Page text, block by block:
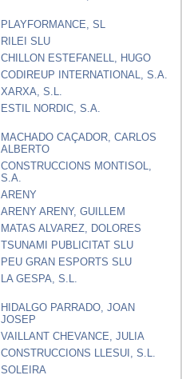
PLAYFORMANCE, SL
RILEI SLU
CHILLON ESTEFANELL, HUGO
CODIREUP INTERNATIONAL, S.A.
XARXA, S.L.
ESTIL NORDIC, S.A.
MACHADO CAÇADOR, CARLOS
ALBERTO
CONSTRUCCIONS MONTISOL,
S.A.
ARENY
ARENY ARENY, GUILLEM
MATAS ALVAREZ, DOLORES
TSUNAMI PUBLICITAT SLU
PEU GRAN ESPORTS SLU
LA GESPA, S.L.
HIDALGO PARRADO, JOAN
JOSEP
VAILLANT CHEVANCE, JULIA
CONSTRUCCIONS LLESUI, S.L.
SOLEIRA